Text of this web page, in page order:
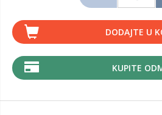
DODAJTE U
KUPITE